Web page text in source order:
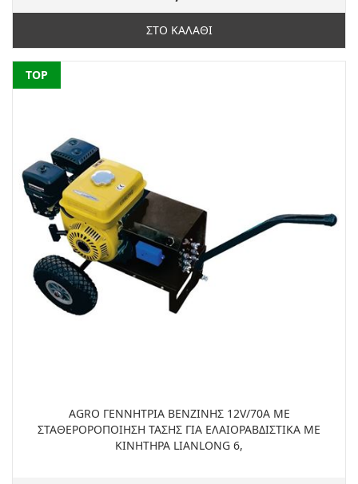
ΣΤΟ ΚΑΛΑΘΙ
NEW
TOP
AGRO ΓΕΝΝΗΤΡΙΑ ΒΕΝΖΙΝΗΣ 12V/70Α ΜΕ
ΣΤΑΘΕΡΟΡΟΠΟΙΗΣΗ ΤΑΣΗΣ ΓΙΑ ΕΛΑΙΟΡΑΒΔΙΣΤΙΚΑ ΜΕ
ΚΙΝΗΤΗΡΑ LIANLONG 6,